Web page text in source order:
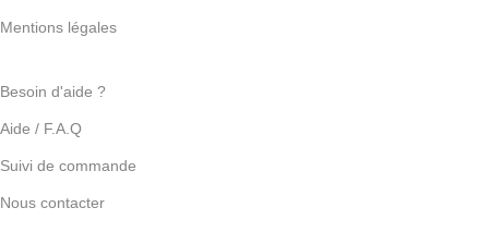
Mentions légales
Besoin d'aide ?
Aide / F.A.Q
Suivi de commande
Nous contacter